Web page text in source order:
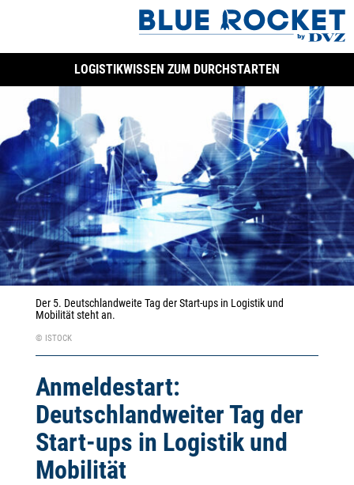
LOGISTIKWISSEN ZUM DURCHSTARTEN
Der 5. Deutschlandweite Tag der Start-ups in Logistik und
Mobilität steht an.
© ISTOCK
Anmeldestart:
Deutschlandweiter Tag der
Start-ups in Logistik und
Mobilität